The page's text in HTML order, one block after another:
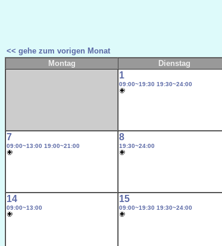
<< gehe zum vorigen Monat
Montag
Dienstag
1
09:00~19:30 19:30~24:00
7
09:00~13:00 19:00~21:00
8
19:30~24:00
14
09:00~13:00
15
09:00~19:30 19:30~24:00